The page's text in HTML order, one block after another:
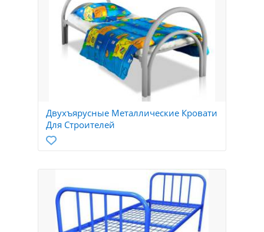
Двухъярусные Металлические Кровати
Для Строителей